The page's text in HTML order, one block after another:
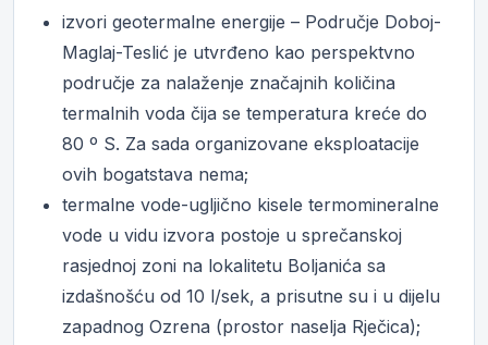
izvori geotermalne energije – Područje Doboj-
Maglaj-Teslić je utvrđeno kao perspektvno
područje za nalaženje značajnih količina
termalnih voda čija se temperatura kreće do
80 º S. Za sada organizovane eksploatacije
ovih bogatstava nema;
termalne vode-ugljično kisele termomineralne
vode u vidu izvora postoje u sprečanskoj
rasjednoj zoni na lokalitetu Boljanića sa
izdašnošću od 10 l/sek, a prisutne su i u dijelu
zapadnog Ozrena (prostor naselja Rječica);